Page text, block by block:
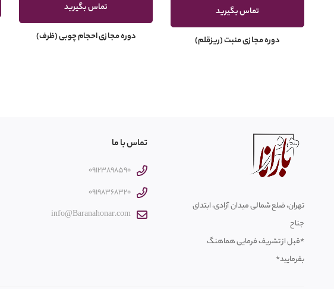
تماس بگیرید
دوره مجازی منبت (ریزقلم)
تماس بگیرید
دوره مجازی احجام چوبی (ظرف)
تهران، ضلع شمالی میدان آزادی، ابتدای
جناح
*قبل از تشریف فرمایی هماهنگ
بفرمایید*
تماس با ما
09123898590
09198368320
info@Baranahonar.com